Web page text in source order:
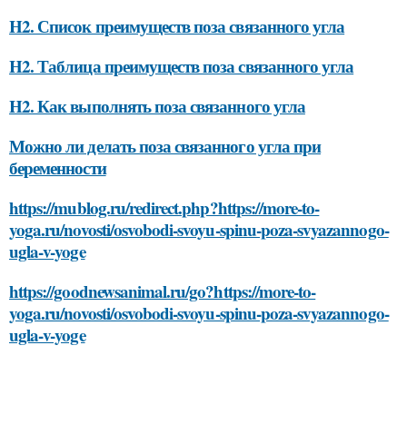
H2. Список преимуществ поза связанного угла
H2. Таблица преимуществ поза связанного угла
H2. Как выполнять поза связанного угла
Можно ли делать поза связанного угла при
беременности
https://mublog.ru/redirect.php?https://more-to-
yoga.ru/novosti/osvobodi-svoyu-spinu-poza-svyazannogo-
ugla-v-yoge
https://goodnewsanimal.ru/go?https://more-to-
yoga.ru/novosti/osvobodi-svoyu-spinu-poza-svyazannogo-
ugla-v-yoge